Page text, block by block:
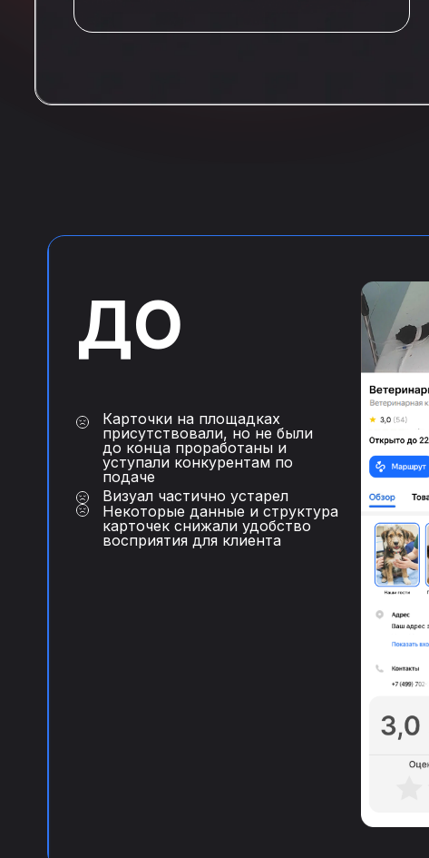
ДО
Карточки на площадках
присутствовали, но не были
до конца проработаны и
уступали конкурентам по
подаче
Визуал частично устарел
Некоторые данные и структура
карточек снижали удобство
восприятия для клиента
Сверка с клиентом цен и
услугна предмет
Согласование акций
и последующее их
Ежедневный контроль